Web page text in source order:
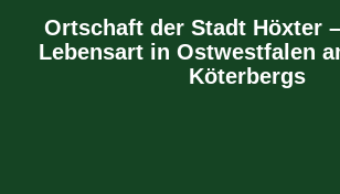
Ortschaft der Stadt Höxter
Lebensart in Ostwestfalen
Köterbergs